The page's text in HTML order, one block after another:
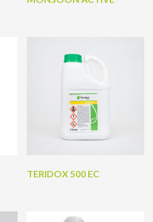
TERIDOX 500 EC